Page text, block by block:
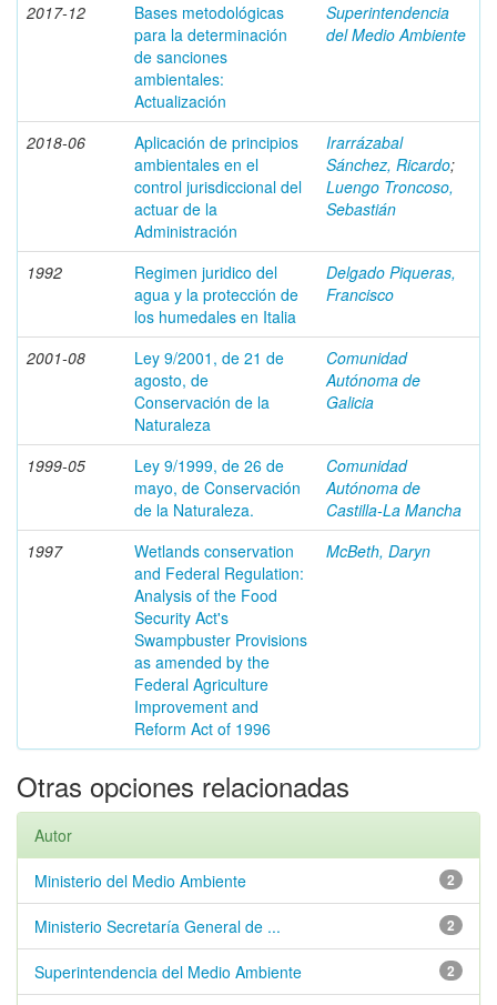
2017-12
Bases metodológicas
para la determinación
de sanciones
ambientales:
Actualización
Superintendencia
del Medio Ambiente
2018-06
Aplicación de principios
ambientales en el
control jurisdiccional del
actuar de la
Administración
Irarrázabal
Sánchez, Ricardo;
Luengo Troncoso,
Sebastián
1992
Regimen juridico del
agua y la protección de
los humedales en Italia
Delgado Piqueras,
Francisco
2001-08
Ley 9/2001, de 21 de
agosto, de
Conservación de la
Naturaleza
Comunidad
Autónoma de
Galicia
1999-05
Ley 9/1999, de 26 de
mayo, de Conservación
de la Naturaleza.
Comunidad
Autónoma de
Castilla-La Mancha
1997
Wetlands conservation
and Federal Regulation:
Analysis of the Food
Security Act's
Swampbuster Provisions
as amended by the
Federal Agriculture
Improvement and
Reform Act of 1996
McBeth, Daryn
Otras opciones relacionadas
Autor
2
Ministerio del Medio Ambiente
2
Ministerio Secretaría General de ...
2
Superintendencia del Medio Ambiente